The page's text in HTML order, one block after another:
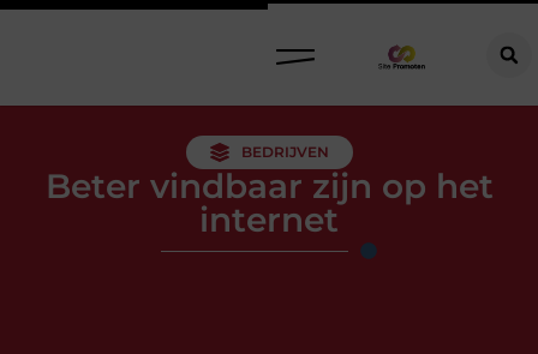
BEDRIJVEN
Beter vindbaar zijn op het
internet